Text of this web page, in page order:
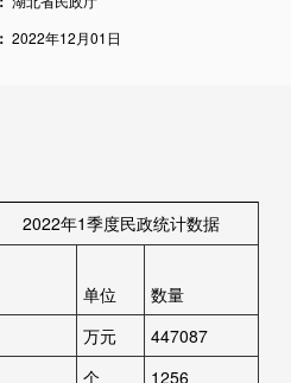
2022年12月01日
民政统计数据
单位
数量
万元
447087
个
1256